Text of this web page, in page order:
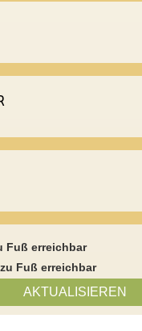
Fuß erreichbar
Fuß erreichbar
AKTUALISIEREN